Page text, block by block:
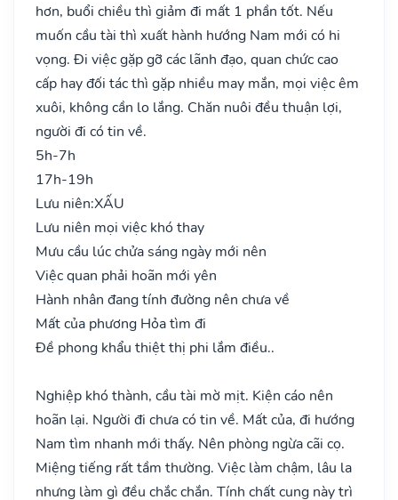
hơn, buổi chiều thì giảm đi mất 1 phần tốt. Nếu
muốn cầu tài thì xuất hành hướng Nam mới có hi
vọng. Đi việc gặp gỡ các lãnh đạo, quan chức cao
cấp hay đối tác thì gặp nhiều may mắn, mọi việc êm
xuôi, không cần lo lắng. Chăn nuôi đều thuận lợi,
người đi có tin về.
5h-7h
17h-19h
Lưu niên:XẤU
Lưu niên mọi việc khó thay
Mưu cầu lúc chửa sáng ngày mới nên
Việc quan phải hoãn mới yên
Hành nhân đang tính đường nên chưa về
Mất của phương Hỏa tìm đi
Đề phong khẩu thiệt thị phi lắm điều..
Nghiệp khó thành, cầu tài mờ mịt. Kiện cáo nên
hoãn lại. Người đi chưa có tin về. Mất của, đi hướng
Nam tìm nhanh mới thấy. Nên phòng ngừa cãi cọ.
Miệng tiếng rất tầm thường. Việc làm chậm, lâu la
nhưng làm gì đều chắc chắn. Tính chất cung này trì